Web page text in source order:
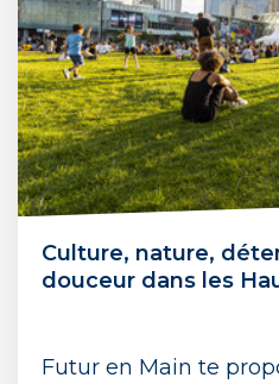
Culture, nature,
douceur dans les
Futur en Main te